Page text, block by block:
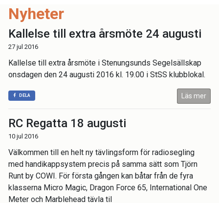
Nyheter
Kallelse till extra årsmöte 24 augusti
27 jul 2016
Kallelse till extra årsmöte i Stenungsunds Segelsällskap
onsdagen den 24 augusti 2016 kl. 19.00 i StSS klubblokal.
DELA Läs mer
RC Regatta 18 augusti
10 jul 2016
Välkommen till en helt ny tävlingsform för radiosegling
med handikappsystem precis på samma sätt som Tjörn
Runt by COWI. För första gången kan båtar från de fyra
klasserna Micro Magic, Dragon Force 65, International One
Meter och Marblehead tävla til